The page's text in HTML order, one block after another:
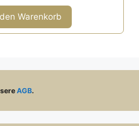
o
n
5
Warenkorb
AGB.